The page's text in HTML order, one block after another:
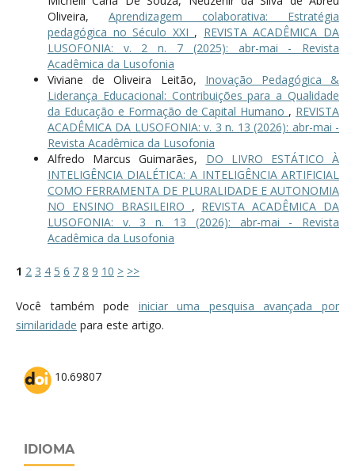
Oliveira, Aprendizagem colaborativa: Estratégia
pedagógica no Século XXI , REVISTA ACADÊMICA DA
LUSOFONIA: v. 2 n. 7 (2025): abr-mai - Revista
Acadêmica da Lusofonia
Viviane de Oliveira Leitão, Inovação Pedagógica &
Liderança Educacional: Contribuições para a Qualidade
da Educação e Formação de Capital Humano , REVISTA
ACADÊMICA DA LUSOFONIA: v. 3 n. 13 (2026): abr-mai -
Revista Acadêmica da Lusofonia
Alfredo Marcus Guimarães, DO LIVRO ESTÁTICO À
INTELIGÊNCIA DIALÉTICA: A INTELIGÊNCIA ARTIFICIAL
COMO FERRAMENTA DE PLURALIDADE E AUTONOMIA
NO ENSINO BRASILEIRO , REVISTA ACADÊMICA DA
LUSOFONIA: v. 3 n. 13 (2026): abr-mai - Revista
Acadêmica da Lusofonia
1 2 3 4 5 6 7 8 9 10 > >>
Você também pode iniciar uma pesquisa avançada por
similaridade para este artigo.
10.69807
IDIOMA